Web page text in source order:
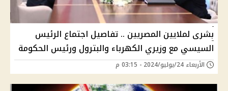
بشرى لملايين المصريين .. تفاصيل اجتماع الرئيس
السيسي مع وزيري الكهرباء والبترول ورئيس الحكومة
الأربعاء 24/يوليو/2024 - 03:15 م